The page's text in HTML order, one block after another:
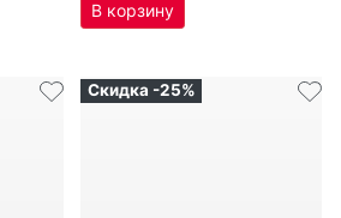
Скидка -25%